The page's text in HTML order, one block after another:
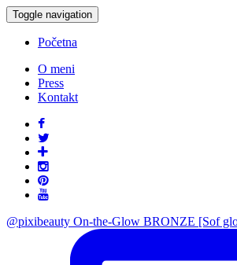
Toggle navigation
Početna
O meni
Press
Kontakt
@pixibeauty On-the-Glow BRONZE [Sof